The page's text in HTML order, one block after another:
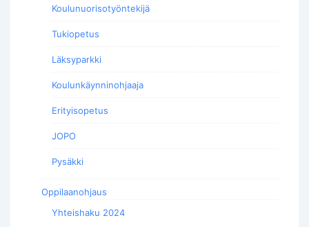
Koulunuorisotyöntekijä
Tukiopetus
Läksyparkki
Koulunkäynninohjaaja
Erityisopetus
JOPO
Pysäkki
Oppilaanohjaus
Yhteishaku 2024